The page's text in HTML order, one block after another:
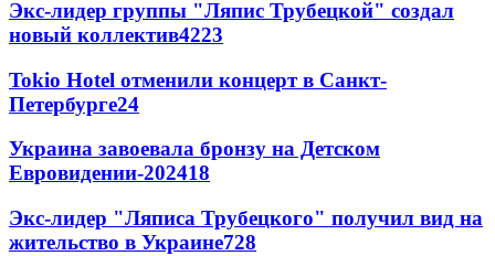
Экс-лидер группы "Ляпис Трубецкой" создал
новый коллектив4223
Tokio Hotel отменили концерт в Санкт-
Петербурге24
Украина завоевала бронзу на Детском
Евровидении-202418
Экс-лидер "Ляписа Трубецкого" получил вид на
жительство в Украине728